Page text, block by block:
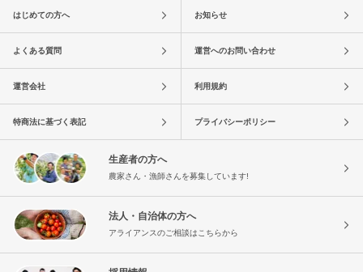
はじめての方へ お知らせ
よくある質問 運営へのお問い合わせ
運営会社 利用規約
特商法に基づく表記 プライバシーポリシー
生産者の方へ
農家さん・漁師さんを募集しています!
法人・自治体の方へ
アライアンスのご相談はこちらから